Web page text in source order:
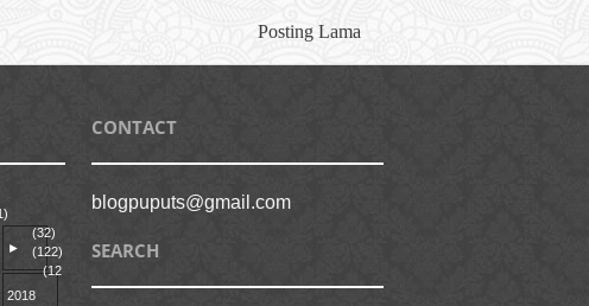
Posting Lama
►
(32)
(122)
2018
(12
CONTACT
blogpuputs@gmail.com
SEARCH